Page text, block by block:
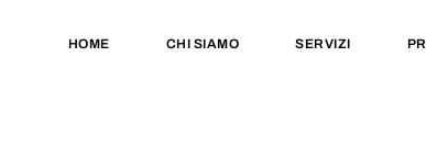
HOME CHI SIAMO SERVIZI